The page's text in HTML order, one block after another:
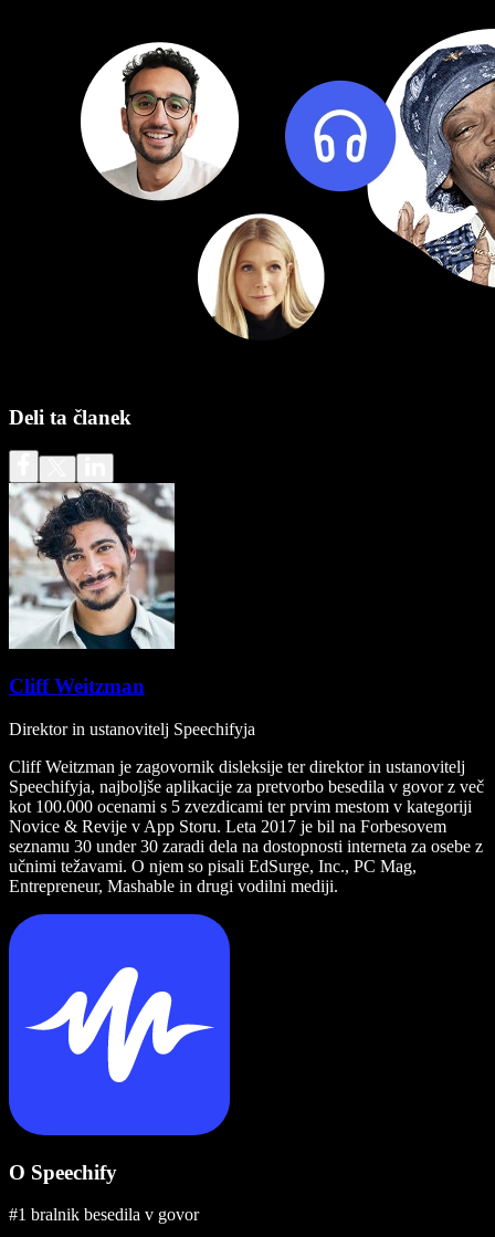
Deli ta članek
Cliff Weitzman
Direktor in ustanovitelj Speechifyja
Cliff Weitzman je zagovornik disleksije ter direktor in ustanovitelj
Speechifyja, najboljše aplikacije za pretvorbo besedila v govor z več
kot 100.000 ocenami s 5 zvezdicami ter prvim mestom v kategoriji
Novice & Revije v App Storu. Leta 2017 je bil na Forbesovem
seznamu 30 under 30 zaradi dela na dostopnosti interneta za osebe z
učnimi težavami. O njem so pisali EdSurge, Inc., PC Mag,
Entrepreneur, Mashable in drugi vodilni mediji.
O Speechify
#1 bralnik besedila v govor